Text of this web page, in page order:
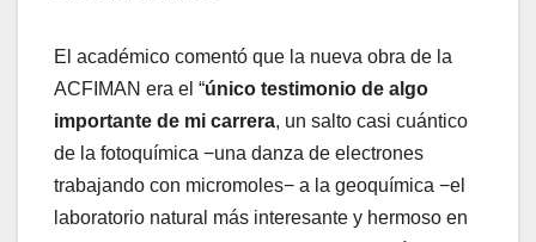
El académico comentó que la nueva obra de la
ACFIMAN era el “único testimonio de algo
importante de mi carrera, un salto casi cuántico
de la fotoquímica −una danza de electrones
trabajando con micromoles− a la geoquímica −el
laboratorio natural más interesante y hermoso en